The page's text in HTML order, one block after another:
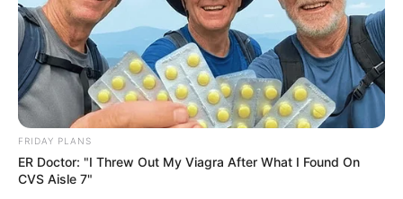
FRIDAY PLANS
ER Doctor: "I Threw Out My Viagra After What I Found On
CVS Aisle 7"